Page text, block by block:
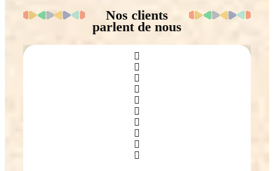
Nos clients
parlent de nous